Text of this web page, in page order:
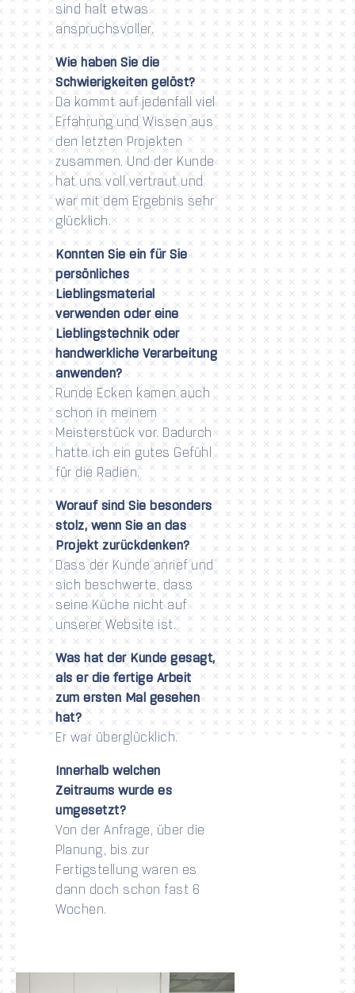
sind halt etwas
anspruchsvoller.
Wie haben Sie die
Schwierigkeiten gelöst?
Da kommt auf jedenfall viel
Erfahrung und Wissen aus
den letzten Projekten
zusammen. Und der Kunde
hat uns voll vertraut und
war mit dem Ergebnis sehr
glücklich.
Konnten Sie ein für Sie
persönliches
Lieblingsmaterial
verwenden oder eine
Lieblingstechnik oder
handwerkliche Verarbeitung
anwenden?
Runde Ecken kamen auch
schon in meinem
Meisterstück vor. Dadurch
hatte ich ein gutes Gefühl
für die Radien.
Worauf sind Sie besonders
stolz, wenn Sie an das
Projekt zurückdenken?
Dass der Kunde anrief und
sich beschwerte, dass
seine Küche nicht auf
unserer Website ist.
Was hat der Kunde gesagt,
als er die fertige Arbeit
zum ersten Mal gesehen
hat?
Er war überglücklich.
Innerhalb welchen
Zeitraums wurde es
umgesetzt?
Von der Anfrage, über die
Planung, bis zur
Fertigstellung waren es
dann doch schon fast 6
Wochen.